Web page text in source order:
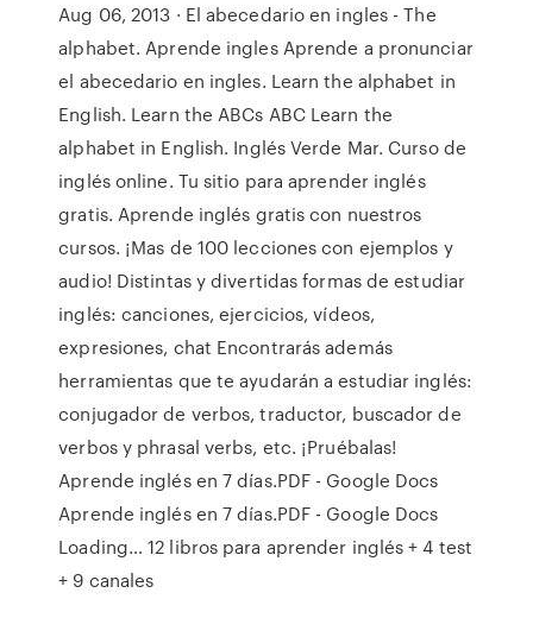
Aug 06, 2013 · El abecedario en ingles - The
alphabet. Aprende ingles Aprende a pronunciar
el abecedario en ingles. Learn the alphabet in
English. Learn the ABCs ABC Learn the
alphabet in English. Inglés Verde Mar. Curso de
inglés online. Tu sitio para aprender inglés
gratis. Aprende inglés gratis con nuestros
cursos. ¡Mas de 100 lecciones con ejemplos y
audio! Distintas y divertidas formas de estudiar
inglés: canciones, ejercicios, vídeos,
expresiones, chat Encontrarás además
herramientas que te ayudarán a estudiar inglés:
conjugador de verbos, traductor, buscador de
verbos y phrasal verbs, etc. ¡Pruébalas!
Aprende inglés en 7 días.PDF - Google Docs
Aprende inglés en 7 días.PDF - Google Docs
Loading… 12 libros para aprender inglés + 4 test
+ 9 canales